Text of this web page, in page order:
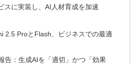
スに実装し、AI人材育成を加速
2.5 ProとFlash、ビジネスでの最適
告：生成AIを「適切」かつ「効果